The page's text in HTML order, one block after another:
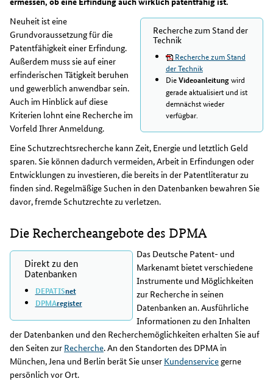
Recherche zum Stand der
Technik
Recherche zum Stand
der Technik
DieVideoanleitungwird
gerade aktualisiert und ist
demnächst wieder
verfügbar.
Neuheit ist eine
Grundvoraussetzung für die
Patentfähigkeit einer Erfindung.
Außerdem muss sie auf einer
erfinderischen Tätigkeit beruhen
und gewerblich anwendbar sein.
Auch im Hinblick auf diese
Kriterien lohnt eine Recherche im
Vorfeld Ihrer Anmeldung.
Eine Schutzrechtsrecherche kann Zeit, Energie und letztlich Geld
sparen. Sie können dadurch vermeiden, Arbeit in Erfindungen oder
Entwicklungen zu investieren, die bereits in der Patentliteratur zu
finden sind. Regelmäßige Suchen in den Datenbanken bewahren Sie
davor, fremde Schutzrechte zu verletzen.
Die Rechercheangebote des DPMA
Direkt zu den
Datenbanken
DEPATISnet
DPMAregister
Das Deutsche Patent- und
Markenamt bietet verschiedene
Instrumente und Möglichkeiten
zur Recherche in seinen
Datenbanken an. Ausführliche
Informationen zu den Inhalten
der Datenbanken und den Recherchemöglichkeiten erhalten Sie auf
den Seiten zur Recherche. An den Standorten des DPMA in
München, Jena und Berlin berät Sie unser Kundenservicegerne
persönlich vor Ort.